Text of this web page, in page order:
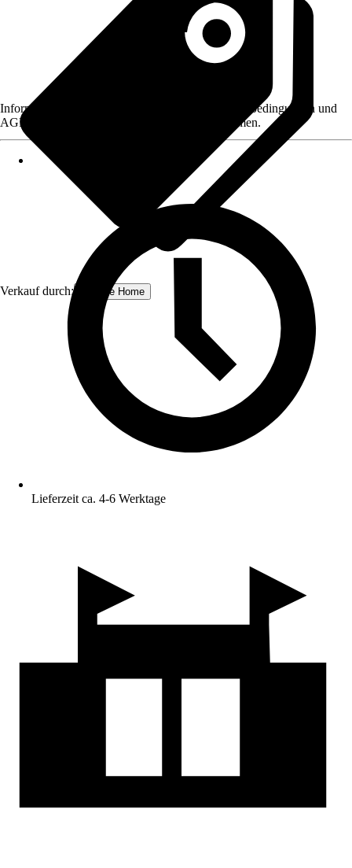
Verkauf durch: Schulte Home
Informationen des Verkäufers, wie z. B. Rückgabebedingungen und
AGB, finden Sie bei Klick auf den Verkäufernamen.
Lieferzeit ca. 4-6 Werktage